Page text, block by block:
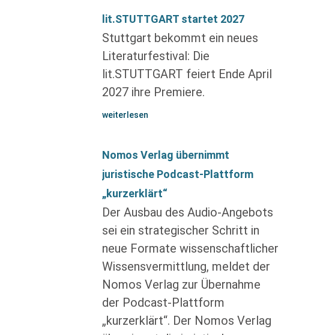
lit.STUTTGART startet 2027
Stuttgart bekommt ein neues
Literaturfestival: Die
lit.STUTTGART feiert Ende April
2027 ihre Premiere.
weiterlesen
Nomos Verlag übernimmt
juristische Podcast-Plattform
„kurzerklärt“
Der Ausbau des Audio-Angebots
sei ein strategischer Schritt in
neue Formate wissenschaftlicher
Wissensvermittlung, meldet der
Nomos Verlag zur Übernahme
der Podcast-Plattform
„kurzerklärt“. Der Nomos Verlag